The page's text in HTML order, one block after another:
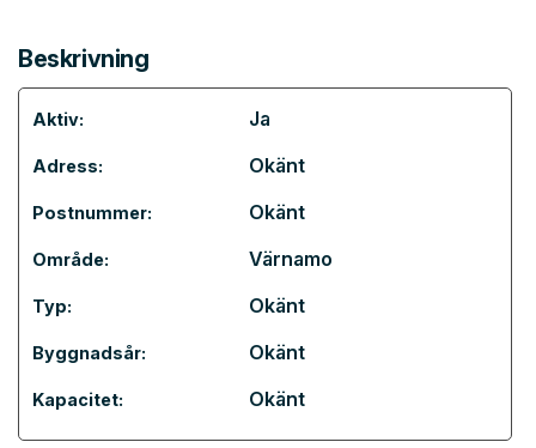
Beskrivning
Aktiv: Ja
Adress: Okänt
Postnummer: Okänt
Område: Värnamo
Typ: Okänt
Byggnadsår: Okänt
Kapacitet: Okänt